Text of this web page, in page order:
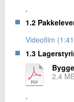
.
1.2
Videofilm
1.3
2,4
.